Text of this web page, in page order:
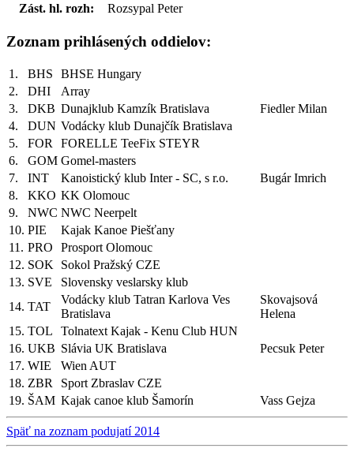
Zást. hl. rozh:
Rozsypal Peter
Zoznam prihlásených oddielov:
1. BHS
BHSE Hungary
2.
DHI
Array
3.
DKB Dunajklub Kamzík Bratislava
Fiedler Milan
4.
DUN Vodácky klub Dunajčík Bratislava
5.
FOR
FORELLE TeeFix STEYR
6.
GOM Gomel-masters
7.
INT Kanoistický klub Inter - SC, s r.o.
Bugár Imrich
8.
KKO KK Olomouc
9.
NWC NWC Neerpelt
10. PIE
Kajak Kanoe Piešťany
11. PRO
Prosport Olomouc
12. SOK
Sokol Pražský CZE
13. SVE
Slovensky veslarsky klub
14. TAT
Vodácky klub Tatran Karlova Ves
Bratislava
Skovajsová
Helena
15. TOL
Tolnatext Kajak - Kenu Club HUN
16. UKB Slávia UK Bratislava
Pecsuk Peter
17. WIE
Wien AUT
18. ZBR
Sport Zbraslav CZE
19. ŠAM Kajak canoe klub Šamorín Vass Gejza
Späť na zoznam podujatí 2014